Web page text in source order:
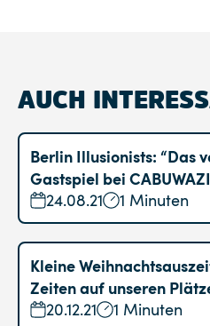
AUCH
Berlin Illusionists: “Das
Gastspiel bei
24.08.21 1 Minuten
Kleine
Zeiten auf unseren
20.12.21 1 Minuten